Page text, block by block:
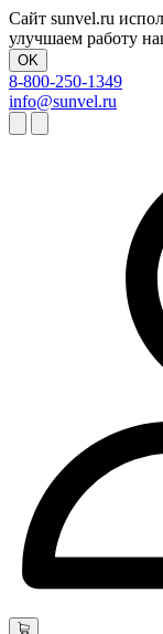
Сайт sunvel.ru
улучшаем работу
OK
8-800-250-1349
info@sunvel.ru